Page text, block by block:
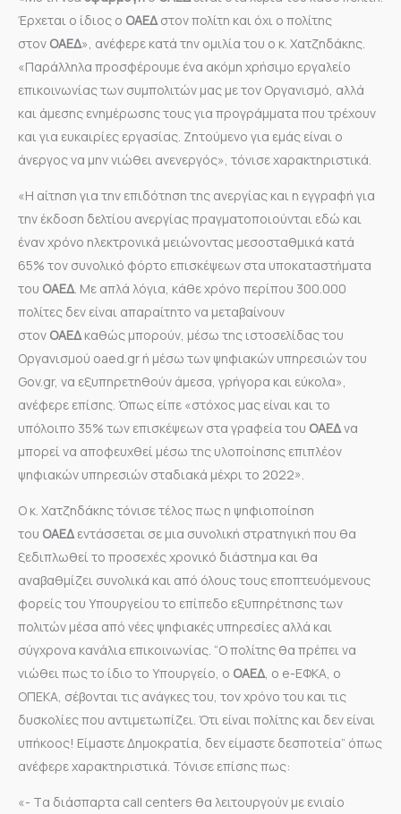
Έρχεται ο ίδιος ο ΟΑΕΔστον πολίτη και όχι ο πολίτης
στον ΟΑΕΔ», ανέφερε κατά την ομιλία του ο κ. Χατζηδάκης.
«Παράλληλα προσφέρουμε ένα ακόμη χρήσιμο εργαλείο
επικοινωνίας των συμπολιτών μας με τον Οργανισμό, αλλά
και άμεσης ενημέρωσης τους για προγράμματα που τρέχουν
και για ευκαιρίες εργασίας. Ζητούμενο για εμάς είναι ο
άνεργος να μην νιώθει ανενεργός», τόνισε χαρακτηριστικά.
«Η αίτηση για την επιδότηση της ανεργίας και η εγγραφή για
την έκδοση δελτίου ανεργίας πραγματοποιούνται εδώ και
έναν χρόνο ηλεκτρονικά μειώνοντας μεσοσταθμικά κατά
65% τον συνολικό φόρτο επισκέψεων στα υποκαταστήματα
του ΟΑΕΔ. Με απλά λόγια, κάθε χρόνο περίπου 300.000
πολίτες δεν είναι απαραίτητο να μεταβαίνουν
στον ΟΑΕΔκαθώς μπορούν, μέσω της ιστοσελίδας του
Οργανισμού oaed.gr ή μέσω των ψηφιακών υπηρεσιών του
Gov.gr, να εξυπηρετηθούν άμεσα, γρήγορα και εύκολα»,
ανέφερε επίσης. Όπως είπε «στόχος μας είναι και το
υπόλοιπο 35% των επισκέψεων στα γραφεία του ΟΑΕΔνα
μπορεί να αποφευχθεί μέσω της υλοποίησης επιπλέον
ψηφιακών υπηρεσιών σταδιακά μέχρι το 2022».
Ο κ. Χατζηδάκης τόνισε τέλος πως η ψηφιοποίηση
του ΟΑΕΔεντάσσεται σε μια συνολική στρατηγική που θα
ξεδιπλωθεί το προσεχές χρονικό διάστημα και θα
αναβαθμίζει συνολικά και από όλους τους εποπτευόμενους
φορείς του Υπουργείου το επίπεδο εξυπηρέτησης των
πολιτών μέσα από νέες ψηφιακές υπηρεσίες αλλά και
σύγχρονα κανάλια επικοινωνίας. “Ο πολίτης θα πρέπει να
νιώθει πως το ίδιο το Υπουργείο, ο ΟΑΕΔ, ο e-ΕΦΚΑ, o
ΟΠΕΚΑ, σέβονται τις ανάγκες του, τον χρόνο του και τις
δυσκολίες που αντιμετωπίζει. Ότι είναι πολίτης και δεν είναι
υπήκοος! Είμαστε Δημοκρατία, δεν είμαστε δεσποτεία” όπως
ανέφερε χαρακτηριστικά. Τόνισε επίσης πως:
«- Tα διάσπαρτα call centers θα λειτουργούν με ενιαίο